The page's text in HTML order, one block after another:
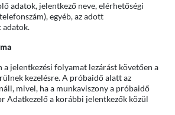
adatok, jelentkező neve, elérhetőségi
egyéb, az adott
adatok.
a jelentkezési folyamat lezárást követően a
kezelésre. A próbaidő alatt az
mivel, ha a munkaviszony a próbaidő
Adatkezelő a korábbi jelentkezők közül